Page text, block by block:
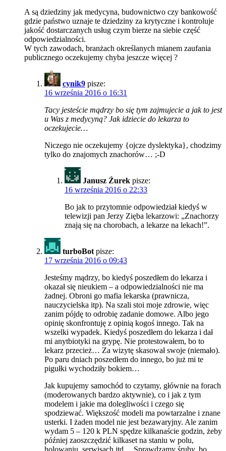
A są dziedziny jak medycyna, budownictwo czy bankowość
gdzie państwo uznaje te dziedziny za krytyczne i kontroluje
jakość dostarczanych usług czym bierze na siebie część
odpowiedzialności.
W tych zawodach, branżach określanych mianem zaufania
publicznego oczekujemy chyba jeszcze więcej ?
cynik9 pisze:
16 września 2016 o 16:31
Tacy jesteście mądrzy bo się tym zajmujecie a jak to jest
u Was z medycyną? Jak idziecie do lekarza to
oczekujecie…
Niczego nie oczekujemy {ojcze dyslektyka}, chodzimy
tylko do znajomych znachorów… ;-D
Janusz Źurek pisze:
16 września 2016 o 22:33
Bo jak to przytomnie odpowiedział kiedyś w
telewizji pan Jerzy Zięba lekarzowi: „Znachorzy
znają się na chorobach, a lekarze na lekach!”.
turboBot pisze:
17 września 2016 o 09:43
Jesteśmy mądrzy, bo kiedyś poszedłem do lekarza i
okazał się nieukiem – a odpowiedzialności nie ma
żadnej. Obroni go mafia lekarska (prawnicza,
nauczycielska itp). Na szali stoi moje zdrowie, więc
zanim pójdę to odrobię zadanie domowe. Albo jego
opinię skonfrontuję z opinią kogoś innego. Tak na
wszelki wypadek. Kiedyś poszedłem do lekarza i dał
mi anytbiotyki na grypę. Nie protestowałem, bo to
lekarz przecież… Za wizytę skasował swoje (niemało).
Po paru dniach poszedłem do innego, bo już mi te
pigułki wychodziły bokiem…
Jak kupujemy samochód to czytamy, głównie na forach
(moderowanych bardzo aktywnie), co i jak z tym
modelem i jakie ma dolegliwości i czego się
spodziewać. Większość modeli ma powtarzalne i znane
usterki. I żaden model nie jest bezawaryjny. Ale zanim
wydam 5 – 120 k PLN spędze kilkanaście godzin, żeby
później zaoszczędzić kilkaset na staniu w polu,